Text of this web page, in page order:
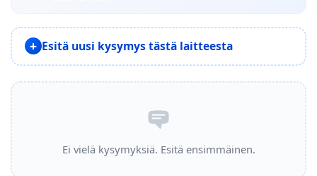
Esitä uusi kysymys tästä laitteesta
Ei vielä kysymyksiä. Esitä ensimmäinen.